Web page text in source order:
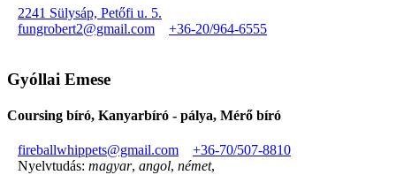
2241 Sülysáp, Petőfi u. 5.
fungrobert2@gmail.com
+36-20/964-6555
Gyóllai Emese
Coursing bíró, Kanyarbíró - pálya, Mérő bíró
fireballwhippets@gmail.com
+36-70/507-8810
Nyelvtudás: magyar, angol, német,